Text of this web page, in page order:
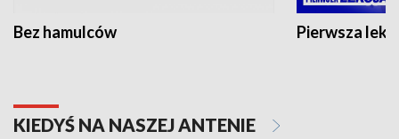
Bez hamulców Pierwsza
KIEDYŚ NA NASZEJ ANTENIE